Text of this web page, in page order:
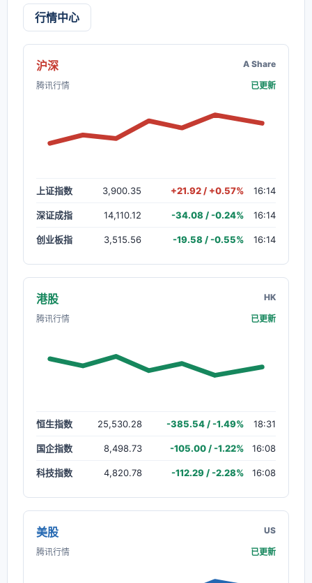
行情中心
沪深 A Share
腾讯行情 已更新
上证指数 3,900.35 +21.92 / +0.57% 16:14
深证成指 14,110.12 -34.08 / -0.24% 16:14
创业板指 3,515.56 -19.58 / -0.55% 16:14
港股 HK
腾讯行情 已更新
恒生指数 25,530.28 -385.54 / -1.49% 18:31
国企指数 8,498.73 -105.00 / -1.22% 16:08
科技指数 4,820.78 -112.29 / -2.28% 16:08
美股 US
腾讯行情 已更新